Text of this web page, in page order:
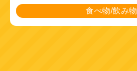
食べ物/飲み物